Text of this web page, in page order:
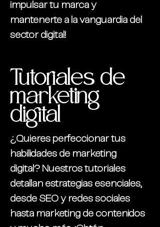
impulsar tu marca y
mantenerte a la vanguardia del
sector digital!
Tutoriales de
marketing
digital
¿Quieres perfeccionar tus
habilidades de marketing
digital? Nuestros tutoriales
detallan estrategias esenciales,
desde SEO y redes sociales
hasta marketing de contenidos